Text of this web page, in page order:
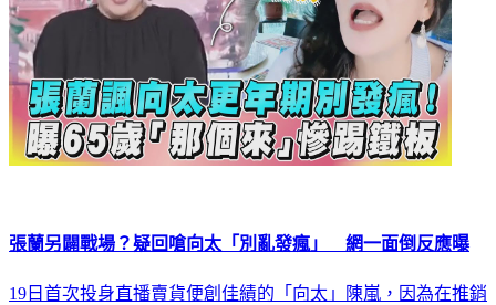
張蘭另闢戰場？疑回嗆向太「別亂發瘋」 網一面倒反應曝
19日首次投身直播賣貨便創佳績的「向太」陳嵐，因為在推銷